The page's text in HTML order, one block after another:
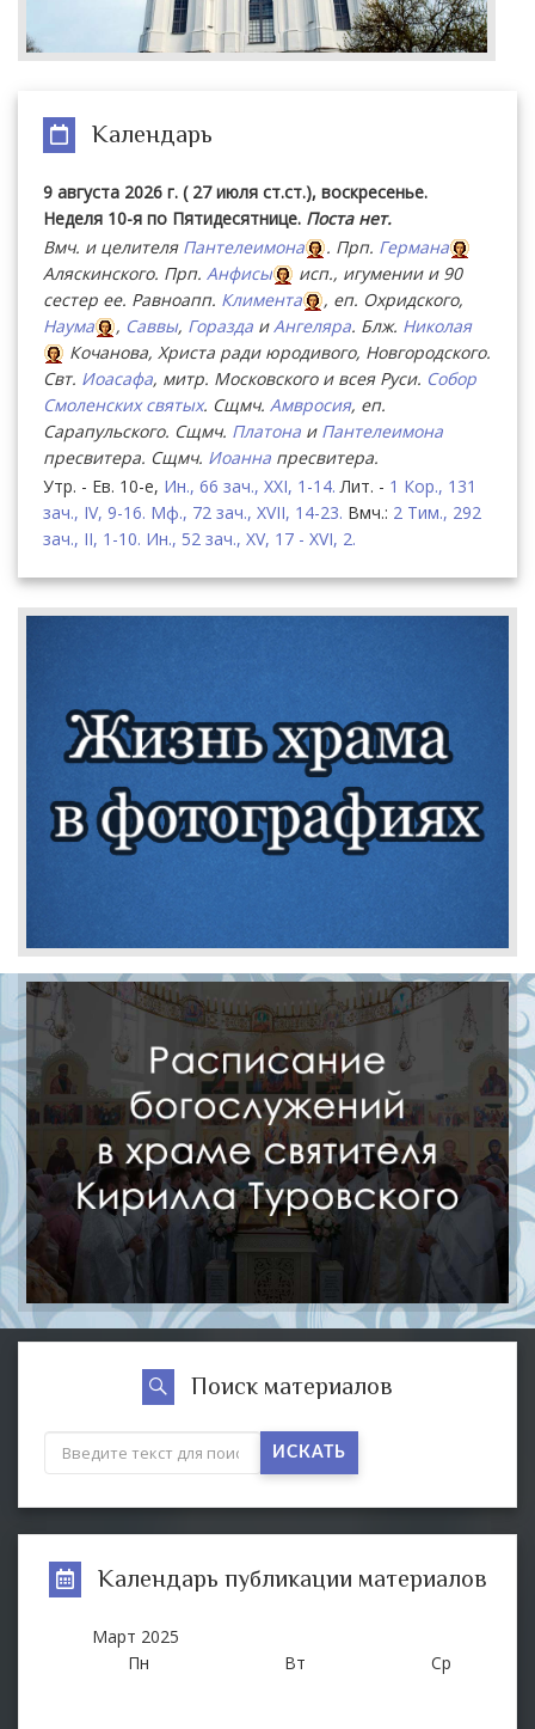
Календарь
9 августа 2026 г. ( 27 июля ст.ст.), воскресенье.
Неделя 10-я по Пятидесятнице. Поста нет.
Вмч. и целителя Пантелеимона . Прп. Германа
Аляскинского. Прп. Анфисы
исп., игумении и 90
сестер ее. Равноапп. Климента
, еп. Охридского,
Наума
, Саввы, Горазда иАнгеляра. Блж. Николая
Кочанова, Христа ради юродивого, Новгородского.
Свт. Иоасафа, митр. Московского и всея Руси. Собор
Смоленских святых. Сщмч. Амвросия, еп.
Сарапульского. Сщмч. Платона и Пантелеимона
пресвитера. Сщмч. Иоанна пресвитера.
Утр. - Ев. 10-е, Ин., 66 зач., XXI, 1-14. Лит. - 1 Кор., 131
зач., IV, 9-16. Мф., 72 зач., XVII, 14-23. Вмч.: 2 Тим., 292
зач., II, 1-10. Ин., 52 зач., XV, 17 - XVI, 2.
Поиск материалов
ИСКАТЬ
Календарь публикации материалов
Март 2025
Пн
Вт Ср